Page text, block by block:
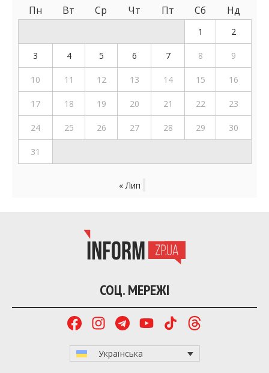
Пн
Вт Ср Чт Пт Сб Нд
1 2
3 4 5 6 7 8 9
10 11 12 13 14 15 16
17 18 19 20 21 22 23
24 25 26 27 28 29 30
31
« Лип
СОЦ. МЕРЕЖІ
Українська